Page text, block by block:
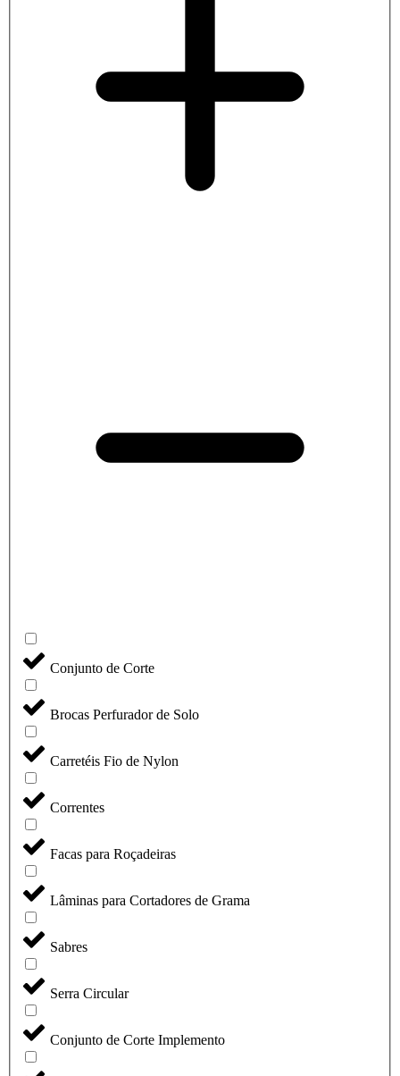
Conjunto de Corte
Brocas Perfurador de Solo
Carretéis Fio de Nylon
Correntes
Facas para Roçadeiras
Lâminas para Cortadores de Grama
Sabres
Serra Circular
Conjunto de Corte Implemento